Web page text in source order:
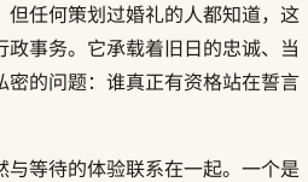
但任何策划过婚礼的人都知道，这
事务。它承载着旧日的忠诚、当
密的问题：谁真正有资格站在誓言
等待的体验联系在一起。一个是